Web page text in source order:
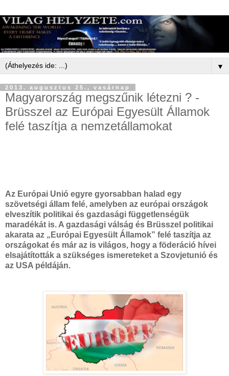
▼
2013. augusztus 25., vasárnap
Magyarország megszűnik létezni ? -
Brüsszel az Európai Egyesült Államok
felé taszítja a nemzetállamokat
Az Európai Unió egyre gyorsabban halad egy
szövetségi állam felé, amelyben az európai országok
elveszítik politikai és gazdasági függetlenségük
maradékát is. A gazdasági válság és Brüsszel politikai
akarata az „Európai Egyesült Államok” felé taszítja az
országokat és már az is világos, hogy a föderáció hívei
elsajátították a szükséges ismereteket a Szovjetunió és
az USA példáján.